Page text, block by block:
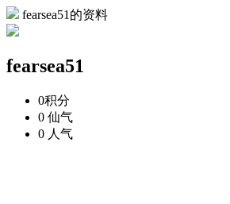
fearsea51的资料
fearsea51
0积分
0 仙气
0 人气